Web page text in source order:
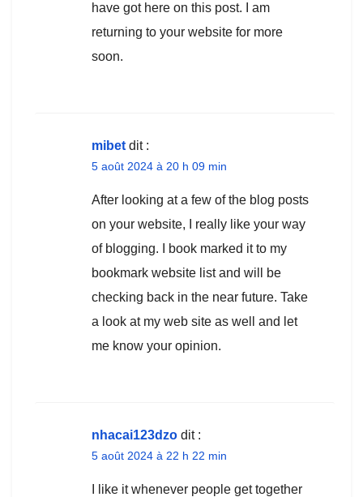
have got here on this post. I am
returning to your website for more
soon.
mibet dit :
5 août 2024 à 20 h 09 min
After looking at a few of the blog posts
on your website, I really like your way
of blogging. I book marked it to my
bookmark website list and will be
checking back in the near future. Take
a look at my web site as well and let
me know your opinion.
nhacai123dzo dit :
5 août 2024 à 22 h 22 min
I like it whenever people get together